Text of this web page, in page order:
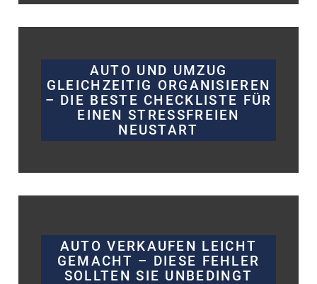
AUTO UND UMZUG
GLEICHZEITIG ORGANISIEREN
– DIE BESTE CHECKLISTE FÜR
EINEN STRESSFREIEN
NEUSTART
AUTO VERKAUFEN LEICHT
GEMACHT – DIESE FEHLER
SOLLTEN SIE UNBEDINGT